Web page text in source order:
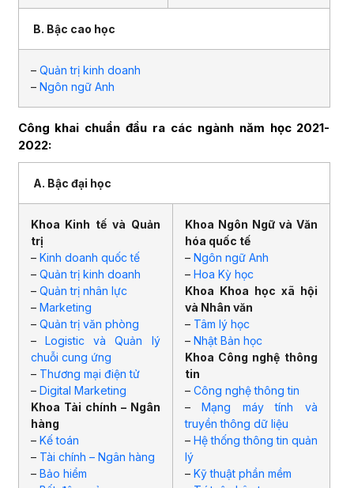
B. Bậc cao học
– Quản trị kinh doanh
– Ngôn ngữ Anh
Công khai chuẩn đầu ra các ngành năm học 2021-
2022:
A. Bậc đại học
Khoa Kinh tế và Quản
trị
– Kinh doanh quốc tế
– Quản trị kinh doanh
– Quản trị nhân lực
– Marketing
– Quản trị văn phòng
– Logistic và Quản lý
chuỗi cung ứng
– Thương mại điện tử
– Digital Marketing
Khoa Tài chính – Ngân
hàng
– Kế toán
– Tài chính – Ngân hàng
– Bảo hiểm
Khoa Ngôn Ngữ và Văn
hóa quốc tế
– Ngôn ngữ Anh
– Hoa Kỳ học
Khoa Khoa học xã hội
và Nhân văn
– Tâm lý học
– Nhật Bản học
Khoa Công nghệ thông
tin
– Công nghệ thông tin
– Mạng máy tính và
truyền thông dữ liệu
– Hệ thống thông tin quản
lý
– Kỹ thuật phần mềm